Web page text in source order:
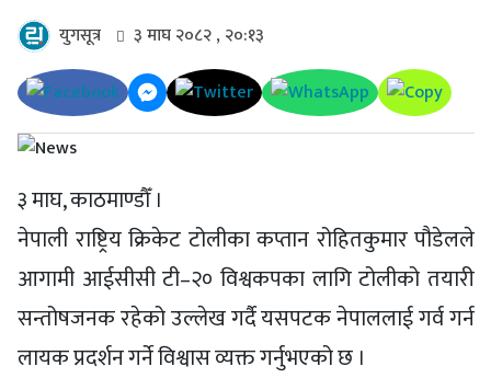
युगसूत्र ३ माघ २०८२ , २०:१३
३ माघ, काठमाण्डौँ ।
नेपाली राष्ट्रिय क्रिकेट टोलीका कप्तान रोहितकुमार पौडेलले
आगामी आईसीसी टी–२० विश्वकपका लागि टोलीको तयारी
सन्तोषजनक रहेको उल्लेख गर्दै यसपटक नेपाललाई गर्व गर्न
लायक प्रदर्शन गर्ने विश्वास व्यक्त गर्नुभएको छ ।